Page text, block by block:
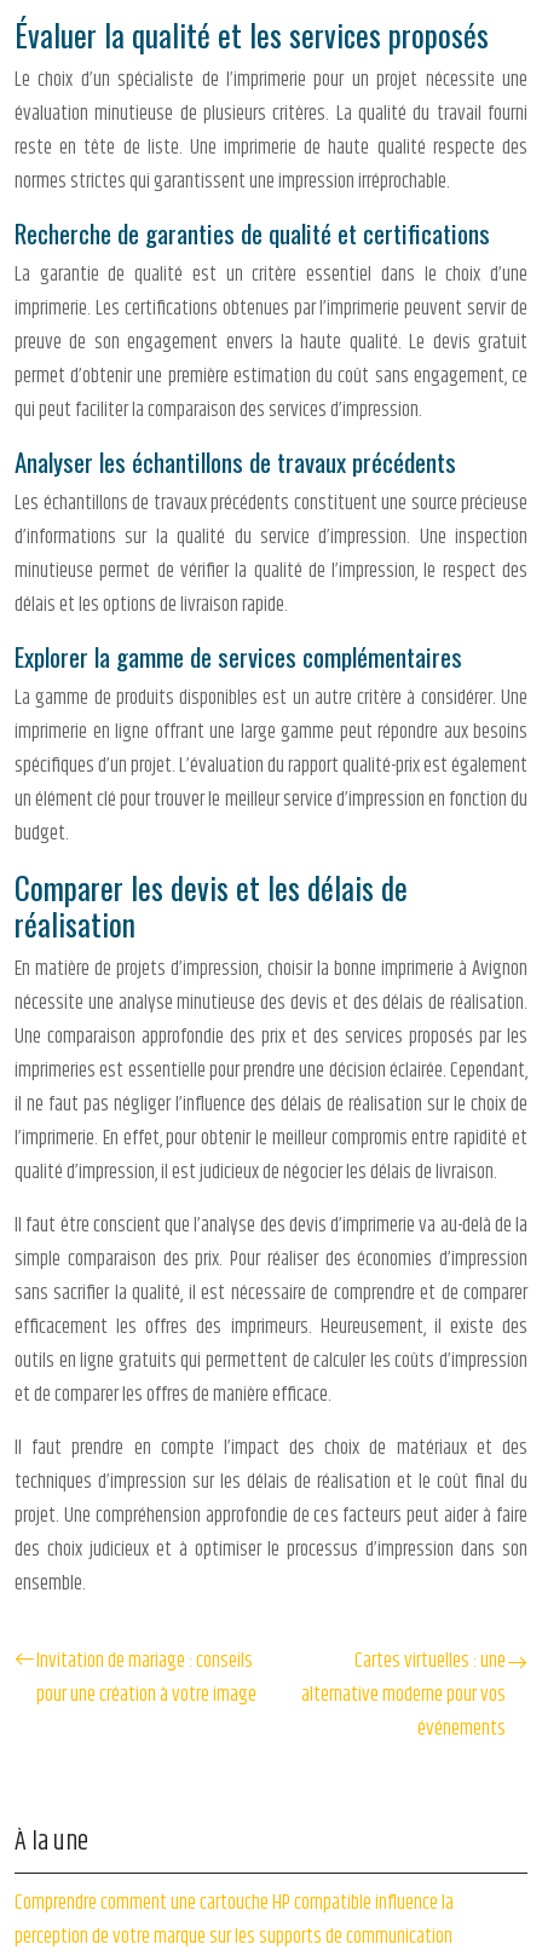
Évaluer la qualité et les services proposés
Le choix d’un spécialiste de l’imprimerie pour un projet nécessite une
évaluation minutieuse de plusieurs critères. La qualité du travail fourni
reste en tête de liste. Une imprimerie de haute qualité respecte des
normes strictes qui garantissent une impression irréprochable.
Recherche de garanties de qualité et certifications
La garantie de qualité est un critère essentiel dans le choix d’une
imprimerie. Les certifications obtenues par l’imprimerie peuvent servir de
preuve de son engagement envers la haute qualité. Le devis gratuit
permet d’obtenir une première estimation du coût sans engagement, ce
qui peut faciliter la comparaison des services d’impression.
Analyser les échantillons de travaux précédents
Les échantillons de travaux précédents constituent une source précieuse
d’informations sur la qualité du service d’impression. Une inspection
minutieuse permet de vérifier la qualité de l’impression, le respect des
délais et les options de livraison rapide.
Explorer la gamme de services complémentaires
La gamme de produits disponibles est un autre critère à considérer. Une
imprimerie en ligne offrant une large gamme peut répondre aux besoins
spécifiques d’un projet. L’évaluation du rapport qualité-prix est également
un élément clé pour trouver le meilleur service d’impression en fonction du
budget.
Comparer les devis et les délais de
réalisation
En matière de projets d’impression, choisir la bonne imprimerie à Avignon
nécessite une analyse minutieuse des devis et des délais de réalisation.
Une comparaison approfondie des prix et des services proposés par les
imprimeries est essentielle pour prendre une décision éclairée. Cependant,
il ne faut pas négliger l’influence des délais de réalisation sur le choix de
l’imprimerie. En effet, pour obtenir le meilleur compromis entre rapidité et
qualité d’impression, il est judicieux de négocier les délais de livraison.
Il faut être conscient que l’analyse des devis d’imprimerie va au-delà de la
simple comparaison des prix. Pour réaliser des économies d’impression
sans sacrifier la qualité, il est nécessaire de comprendre et de comparer
efficacement les offres des imprimeurs. Heureusement, il existe des
outils en ligne gratuits qui permettent de calculer les coûts d’impression
et de comparer les offres de manière efficace.
Il faut prendre en compte l’impact des choix de matériaux et des
techniques d’impression sur les délais de réalisation et le coût final du
projet. Une compréhension approfondie de ces facteurs peut aider à faire
des choix judicieux et à optimiser le processus d’impression dans son
ensemble.
Invitation de mariage : conseils
pour une création à votre image
Cartes virtuelles : une
alternative moderne pour vos
événements
À la une
Comprendre comment une cartouche HP compatible influence la
perception de votre marque sur les supports de communication